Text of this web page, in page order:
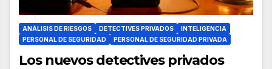
ANÁLISIS DE RIESGOS DETECTIVES PRIVADOS
INTELIGENCIA
PERSONAL DE SEGURIDAD
PERSONAL DE SEGURIDAD PRIVADA
Los nuevos detectives privados